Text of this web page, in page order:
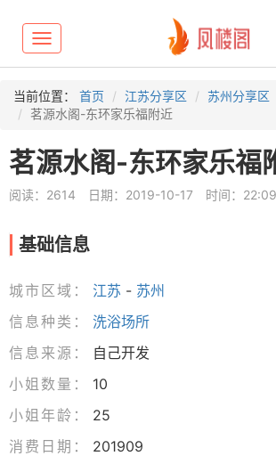
Toggle
navigation
当前位置： 首页 江苏分享区
苏州分享区
茗源水阁-东环家乐福附近
茗源水阁-东环家乐福
阅读：2614 日期：2019-10-17 时间：
基础信息
城市区域： 江苏 - 苏州
信息种类：
洗浴场所
信息来源：
自己开发
小姐数量：
10
小姐年龄：
25
消费日期：
201909